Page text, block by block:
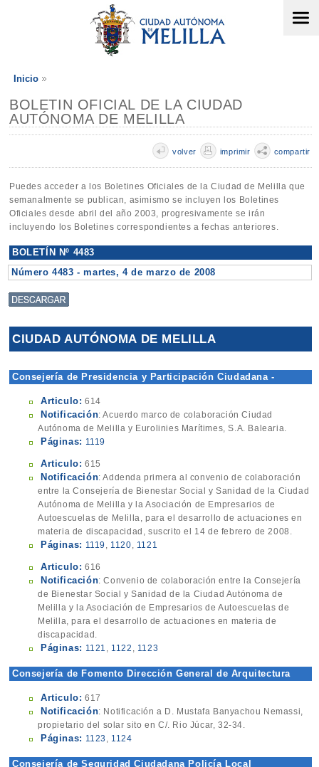
Inicio
BOLETIN OFICIAL DE LA CIUDAD
AUTÓNOMA DE MELILLA
volver imprimir compartir
Puedes acceder a los Boletines Oficiales de la Ciudad de Melilla que
semanalmente se publican, asimismo se incluyen los Boletines
Oficiales desde abril del año 2003, progresivamente se irán
incluyendo los Boletines correspondientes a fechas anteriores.
BOLETÍN Nº 4483
Número 4483 - martes, 4 de marzo de 2008
CIUDAD AUTÓNOMA DE MELILLA
Consejería de Presidencia y Participación Ciudadana -
Articulo: 614
Notificación: Acuerdo marco de colaboración Ciudad
Autónoma de Melilla y Eurolinies Marítimes, S.A. Balearia.
Páginas: 1119
Articulo: 615
Notificación: Addenda primera al convenio de colaboración
entre la Consejería de Bienestar Social y Sanidad de la Ciudad
Autónoma de Melilla y la Asociación de Empresarios de
Autoescuelas de Melilla, para el desarrollo de actuaciones en
materia de discapacidad, suscrito el 14 de febrero de 2008.
Páginas: 1119 , 1120, 1121
Articulo: 616
Notificación: Convenio de colaboración entre la Consejería
de Bienestar Social y Sanidad de la Ciudad Autónoma de
Melilla y la Asociación de Empresarios de Autoescuelas de
Melilla, para el desarrollo de actuaciones en materia de
discapacidad.
Páginas: 1121 , 1122 , 1123
Consejería de Fomento Dirección General de Arquitectura
Articulo: 617
Notificación: Notificación a D. Mustafa Banyachou Nemassi,
propietario del solar sito en C/. Rio Júcar, 32-34.
Páginas: 1123 , 1124
Consejería de Seguridad Ciudadana Policía Local